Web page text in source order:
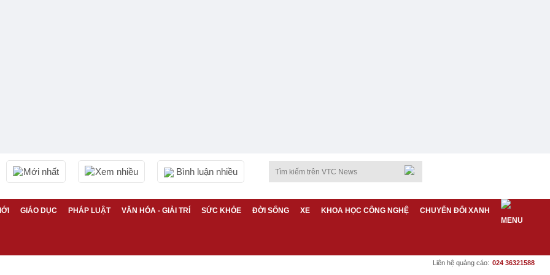
Mới nhất Xem nhiều Bình luận nhiều
GIÁO DỤC PHÁP LUẬT VĂN HÓA - GIẢI TRÍ SỨC KHỎE ĐỜI SỐNG XE KHOA HỌC CÔNG NGHỆ CHUYỂN ĐỔI XANH
Liên hệ quảng cáo: 024 36321588